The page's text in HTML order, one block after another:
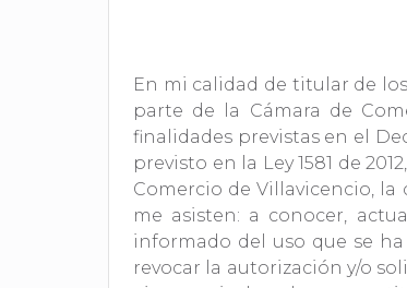
En mi calidad de titular de
parte de la Cámara de
finalidades previstas en el
previsto en la Ley 1581 de
Comercio de Villavicencio,
me asisten: a conocer,
informado del uso que se
revocar la autorización y/o